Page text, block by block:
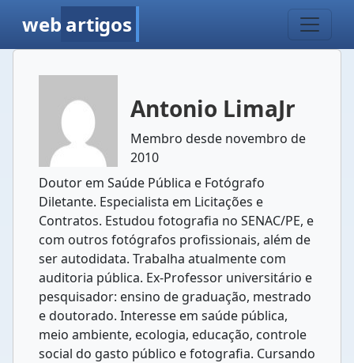
web artigos
Antonio LimaJr
Membro desde novembro de
2010
Doutor em Saúde Pública e Fotógrafo
Diletante. Especialista em Licitações e
Contratos. Estudou fotografia no SENAC/PE, e
com outros fotógrafos profissionais, além de
ser autodidata. Trabalha atualmente com
auditoria pública. Ex-Professor universitário e
pesquisador: ensino de graduação, mestrado
e doutorado. Interesse em saúde pública,
meio ambiente, ecologia, educação, controle
social do gasto público e fotografia. Cursando